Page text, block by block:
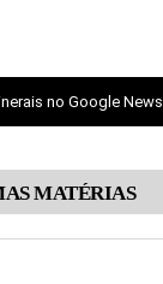
no Google News
MATÉRIAS